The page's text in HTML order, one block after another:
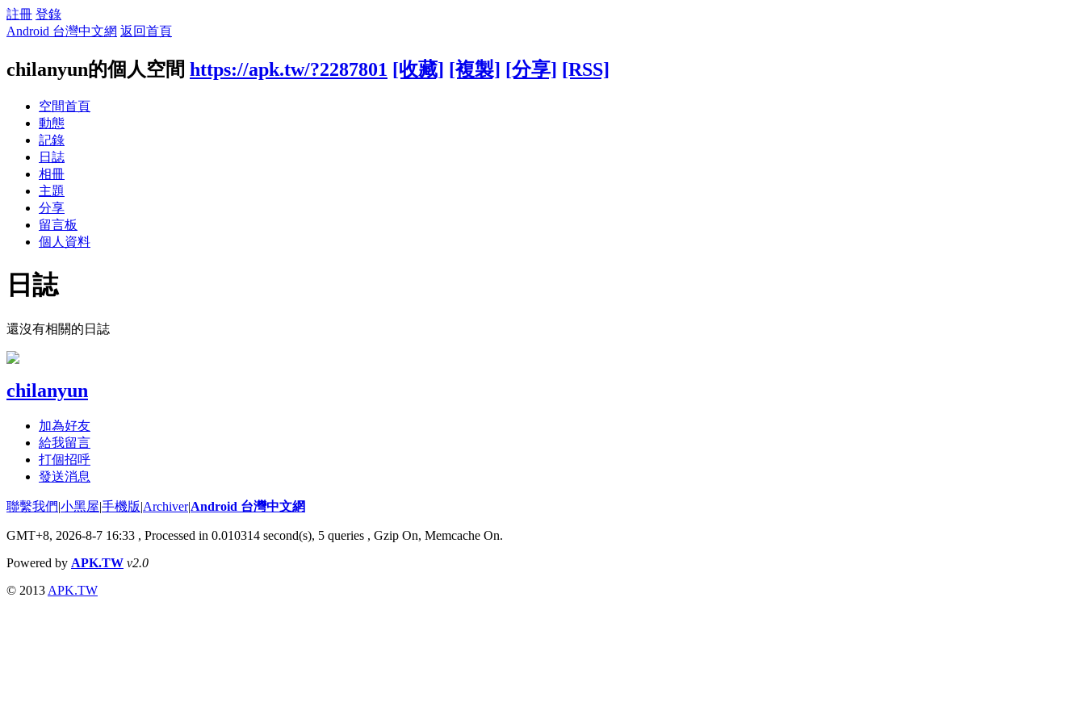
註冊 登錄
Android 台灣中文網 返回首頁
chilanyun的個人空間 https://apk.tw/?2287801 [收藏] [複製] [分享] [RSS]
空間首頁
動態
記錄
日誌
相冊
主題
分享
留言板
個人資料
日誌
還沒有相關的日誌
chilanyun
加為好友
給我留言
打個招呼
發送消息
聯繫我們|小黑屋|手機版|Archiver|Android 台灣中文網
GMT+8, 2026-8-7 16:33 , Processed in 0.010314 second(s), 5 queries , Gzip On, Memcache On.
Powered by APK.TW v2.0
© 2013 APK.TW